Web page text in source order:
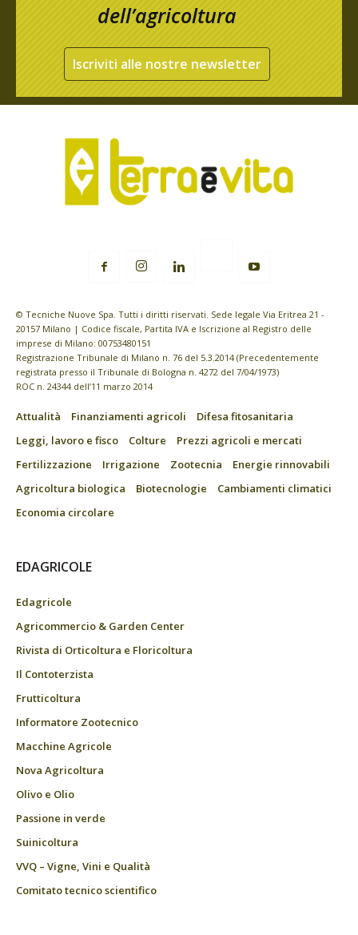
dell’agricoltura
Iscriviti alle nostre newsletter
© Tecniche Nuove Spa. Tutti i diritti riservati. Sede legale Via Eritrea 21 -
20157 Milano | Codice fiscale, Partita IVA e Iscrizione al Registro delle
imprese di Milano: 00753480151
Registrazione Tribunale di Milano n. 76 del 5.3.2014 (Precedentemente
registrata presso il Tribunale di Bologna n. 4272 del 7/04/1973)
ROC n. 24344 dell’11 marzo 2014
Attualità Finanziamenti agricoli
Difesa fitosanitaria
Leggi, lavoro e fisco
Colture
Prezzi agricoli e mercati
Fertilizzazione
Irrigazione Zootecnia
Energie rinnovabili
Agricoltura biologica
Biotecnologie
Cambiamenti climatici
Economia circolare
EDAGRICOLE
Edagricole
Agricommercio & Garden Center
Rivista di Orticoltura e Floricoltura
Il Contoterzista
Frutticoltura
Informatore Zootecnico
Macchine Agricole
Nova Agricoltura
Olivo e Olio
Passione in verde
Suinicoltura
VVQ – Vigne, Vini e Qualità
Comitato tecnico scientifico